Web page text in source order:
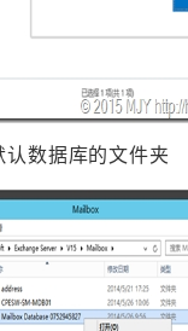
数据库的文件夹